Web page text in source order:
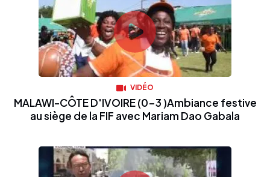
VIDÉO
MALAWI-CÔTE D'IVOIRE (0-3 )Ambiance festive
au siège de la FIF avec Mariam Dao Gabala